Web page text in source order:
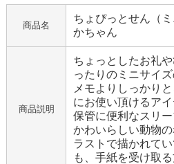
商品名
ちょぴっとせん（
かちゃん
商品説明
ちょっとしたお礼
ったりのミニサイズ
メモよりしっかり
にお使い頂けるアイ
保管に便利なスリー
かわいらしい動物
ラストで描かれて
も、手紙を受け取